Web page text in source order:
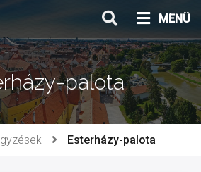
MENÜ
palota
Esterházy-palota